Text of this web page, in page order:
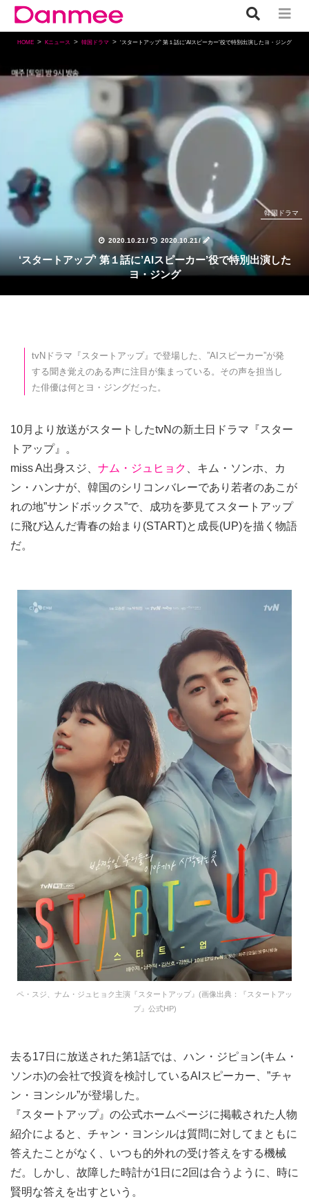
HOME Kニュース 韓国ドラマ ‘スタートアップ’ 第１話に’AIスピーカー’役で特別出演したヨ・ジング
2020.10.21 / 2020.10.21 /
韓国ドラマ
‘スタートアップ’ 第１話に’AIスピーカー’役で特別出演した
ヨ・ジング
tvNドラマ『スタートアップ』で登場した、”AIスピーカー”が発
する聞き覚えのある声に注目が集まっている。その声を担当し
た俳優は何とヨ・ジングだった。
10月より放送がスタートしたtvNの新土日ドラマ『スター
トアップ』。
miss A出身スジ、 ナム・ジュヒョク
、キム・ソンホ、カ
ン・ハンナが、韓国のシリコンバレーであり若者のあこが
れの地”サンドボックス”で、成功を夢見てスタートアップ
に飛び込んだ青春の始まり(START)と成長(UP)を描く物語
だ。
ペ・スジ、ナム・ジュヒョク主演『スタートアップ』(画像出典：『スタートアッ
プ』公式HP)
去る17日に放送された第1話では、ハン・ジピョン(キム・
ソンホ)の会社で投資を検討しているAIスピーカー、”チャ
ン・ヨンシル”が登場した。
『スタートアップ』の公式ホームページに掲載された人物
紹介によると、チャン・ヨンシルは質問に対してまともに
答えたことがなく、いつも的外れの受け答えをする機械
だ。しかし、故障した時計が1日に2回は合うように、時に
賢明な答えを出すという。